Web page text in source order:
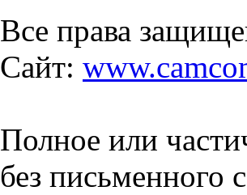
Все права
Сайт:
Полное или
без письменного